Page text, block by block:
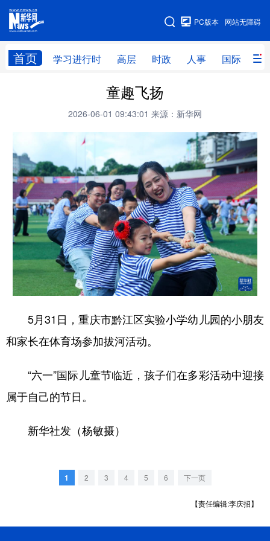
网站无障碍
PC版本
首页 学习进行时 高层 时政 人事 国际 财
网站地图
高层 时政
财经 网评
思客智库 教育
科技 科创 量子 体育
书画 健康 军事
访谈 视频 图片 政务
法律 中央文件 金融 汽车
食品 人居 信息化 数字经济
学术中国 乡村振兴 银龄 溯源中国
城市 旅游 能源 会展
彩票 娱乐
公益 一带一路 亚太网 上市公司
文化产业
地方频道
童趣飞扬
2026-06-01 09:43:01 来源：新华网
5月31日，重庆市黔江区实验小学幼儿园的小朋友
和家长在体育场参加拔河活动。
“六一”国际儿童节临近，孩子们在多彩活动中迎接
属于自己的节日。
新华社发（杨敏摄）
1 2 3 4 5 6 下一页
【责任编辑:李庆招】